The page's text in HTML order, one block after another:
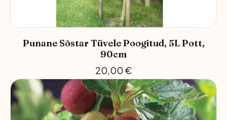
Punane Sõstar Tüvele Poogitud, 5L Pott,
90cm
20,00 €